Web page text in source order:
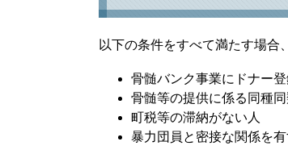
以下の条件をすべて満たす場合
骨髄バンク事業にドナー
骨髄等の提供に係る同種
町税等の滞納がない人
暴力団員と密接な関係を